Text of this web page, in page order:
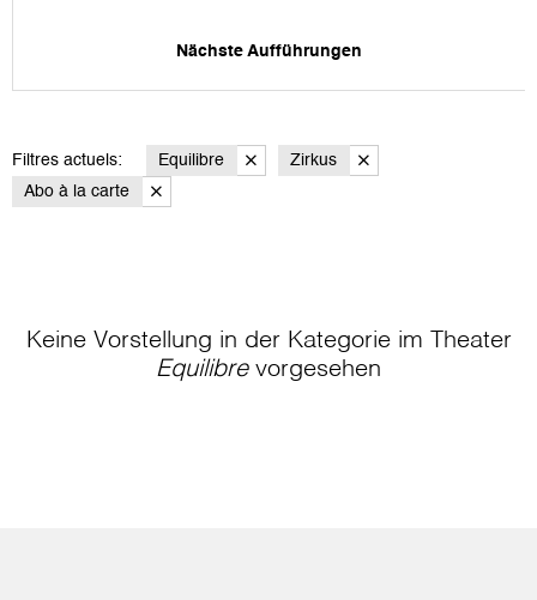
Nächste Aufführungen
Filtres actuels: Equilibre
Zirkus
Abo à la carte
Keine Vorstellung in der Kategorie im Theater
Equilibrevorgesehen